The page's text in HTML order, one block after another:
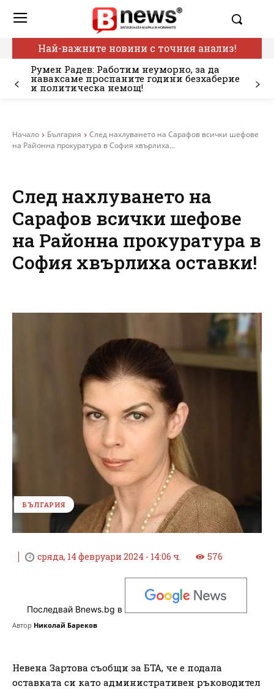
Най-важните новини с точния анализ!
Румен Радев: Работим неуморно, за да
наваксаме проспаните години безхаберие
и политическа немощ!
Начало България
След нахлуването на Сарафов всички шефове
на Районна прокуратура в София хвърлиха...
След нахлуването на
Сарафов всички шефове
на Районна прокуратура в
София хвърлиха оставки!
БЪЛГАРИЯ
сряда, 14 февруари 2024 - 14:06 ч. 576
Последвай Bnews.bg в
Автор Николай Бареков
Невена Зартова съобщи за БТА, че е подала
оставката си като административен ръководител